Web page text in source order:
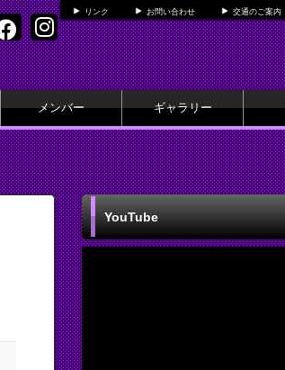
リンク お問い合わせ 交通のご案内
メンバー ギャラリー
YouTube